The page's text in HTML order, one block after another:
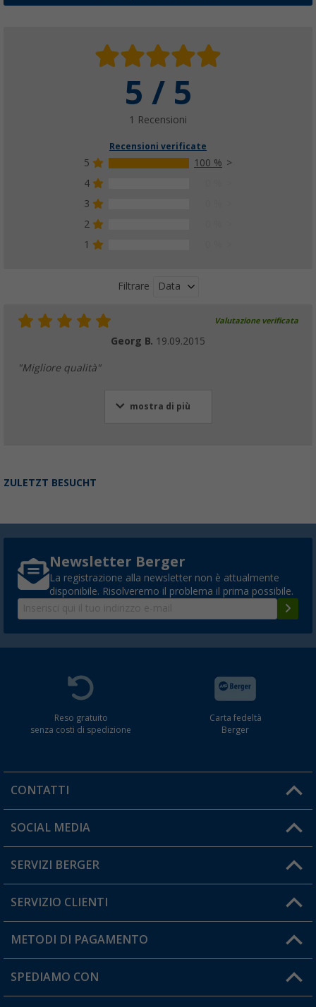
5 / 5
1 Recensioni
Recensioni verificate
5
100 %
4
3
2
1
Filtrare Data
Valutazione verificata
Georg B. 19.09.2015
"Migliore qualità"
mostra di più
ZULETZT BESUCHT
Newsletter Berger
La registrazione alla newsletter non è attualmente
disponibile. Risolveremo il problema il prima possibile.
Reso gratuito
senza costi di spedizione
Carta fedeltà
Berger
CONTATTI
Orari di apertura del servizio:
Hai una domanda?
SOCIAL MEDIA
SERVIZI BERGER
Diventare rivenditori
Il mio Account
Carta fedeltà Berger
SERVIZIO CLIENTI
Informazioni sulla spedizione
Resi
METODI DI PAGAMENTO
SPEDIAMO CON